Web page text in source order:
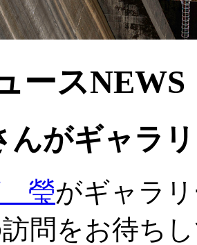
ースNEWS
がギャラリ
瑩がギャラ
問をお待ち